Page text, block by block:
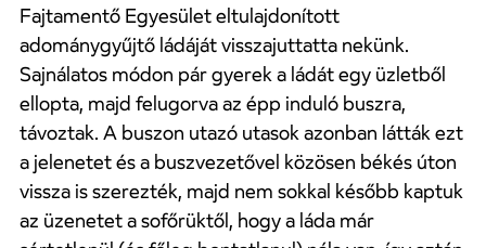
Fajtamentő Egyesület eltulajdonított
adománygyűjtő ládáját visszajuttatta nekünk.
Sajnálatos módon pár gyerek a ládát egy üzletből
ellopta, majd felugorva az épp induló buszra,
távoztak. A buszon utazó utasok azonban látták ezt
a jelenetet és a buszvezetővel közösen békés úton
vissza is szerezték, majd nem sokkal később kaptuk
az üzenetet a sofőrüktől, hogy a láda már